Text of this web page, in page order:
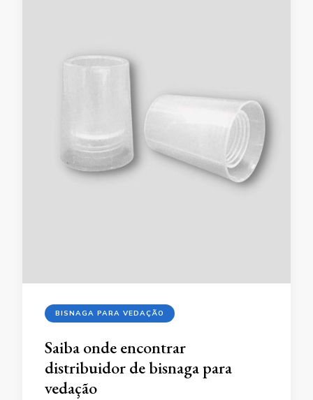
BISNAGA PARA VEDAÇÃO
Saiba onde encontrar
distribuidor de bisnaga para
vedação